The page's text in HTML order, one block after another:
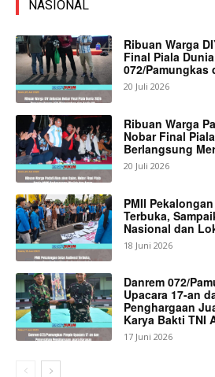
NASIONAL
Ribuan Warga
Final Piala
072/Pamungkas
20 Juli 2026
Ribuan Warga
Nobar Final
Berlangsung
20 Juli 2026
PMII
Terbuka,
Nasional dan
18 Juni 2026
Danrem 072/
Upacara 17-an
Penghargaan
Karya Bakti TNI
17 Juni 2026